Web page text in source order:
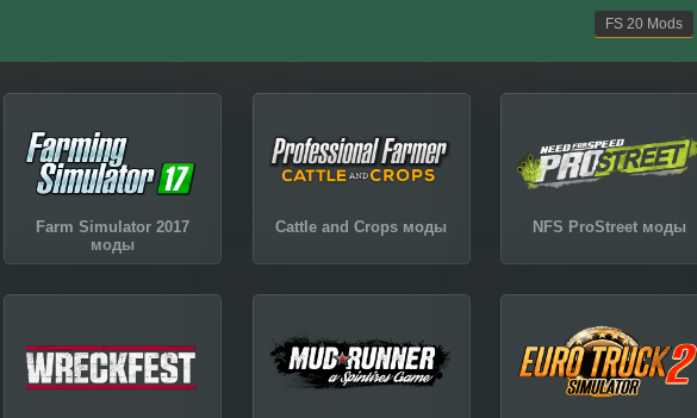
FS 20 Mods
Farm Simulator 2017
моды
Cattle and Crops моды NFS ProStreet моды